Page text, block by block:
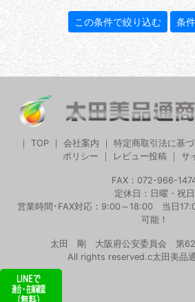
TOP 会社案内 特定商取引法に基
ポリシー
レビュー投稿｜ サ
FAX：072-966-
定休日：日曜・祝日
営業時間･FAX対応：9:00～18:00 当日
可能！
太田 剛 大阪府公安委員会 第
All rights reserved.c太田美品